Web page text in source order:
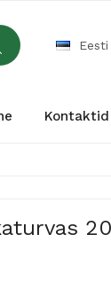
Eesti
Kontaktid